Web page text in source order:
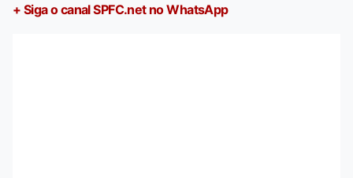
+ Siga o canal SPFC.net no WhatsApp